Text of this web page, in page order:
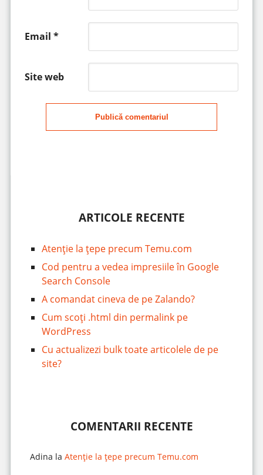
Email *
Site web
Publică comentariul
ARTICOLE RECENTE
Atenție la țepe precum Temu.com
Cod pentru a vedea impresiile în Google
Search Console
A comandat cineva de pe Zalando?
Cum scoți .html din permalink pe
WordPress
Cu actualizezi bulk toate articolele de pe
site?
COMENTARII RECENTE
Adina la Atenție la țepe precum Temu.com